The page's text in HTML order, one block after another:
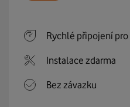
Rychlé připojení
Instalace zdarma
Bez závazku